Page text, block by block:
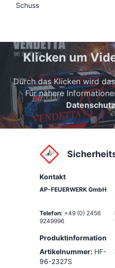
Schuss
Klicken um
Durch das Klicken wird
Für nähere
Kontakt
AP-FEUERWERK GmbH
Telefon: +49 (0) 2456
9249996
Produktinformation
Artikelnummer: HF-
96-2327S